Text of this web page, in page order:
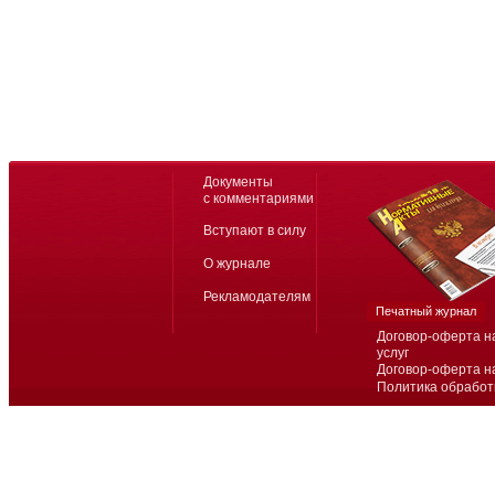
Договор-оферта
услуг
Договор-оферта
Политика
Документы
с комментариями
Вступают в силу
О журнале
Рекламодателям
Печатный журнал